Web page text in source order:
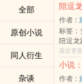
全部
原创小说
同人衍生
杂谈
陪逗
作者 :
标签：
陪逗龙
详情请
最近更
小说
作者 :